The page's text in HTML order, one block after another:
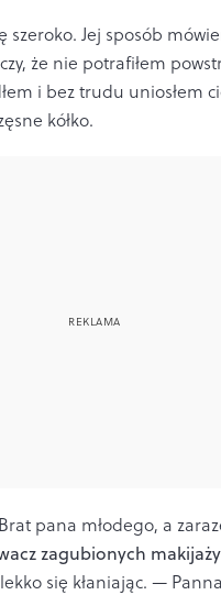
szeroko. Jej sposób
że nie potrafiłem
i bez trudu uniosłem
kółko.
pana młodego, a
zagubionych
się kłaniając. —